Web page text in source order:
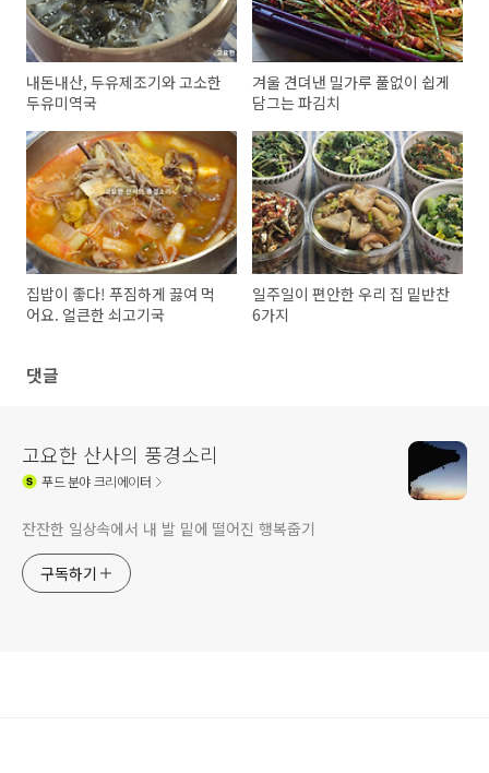
내돈내산, 두유제조기와 고소한
두유미역국
겨울 견뎌낸 밀가루 풀없이 쉽게
담그는 파김치
집밥이 좋다! 푸짐하게 끓여 먹
어요. 얼큰한 쇠고기국
일주일이 편안한 우리 집 밑반찬
6가지
댓글
고요한 산사의 풍경소리
푸드분야 크리에이터
잔잔한 일상속에서 내 발 밑에 떨어진 행복줍기
구독하기